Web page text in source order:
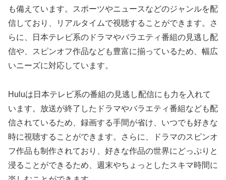
も備えています。スポーツやニュースなどのジャンルを配
信しており、リアルタイムで視聴することができます。さ
らに、日本テレビ系のドラマやバラエティ番組の見逃し配
信や、スピンオフ作品なども豊富に揃っているため、幅広
いニーズに対応しています。
Huluは日本テレビ系の番組の見逃し配信にも力を入れて
います。放送が終了したドラマやバラエティ番組なども配
信されているため、録画する手間が省け、いつでも好きな
時に視聴することができます。さらに、ドラマのスピンオ
フ作品も制作されており、好きな作品の世界にどっぷりと
浸ることができるため、週末やちょっとしたスキマ時間に